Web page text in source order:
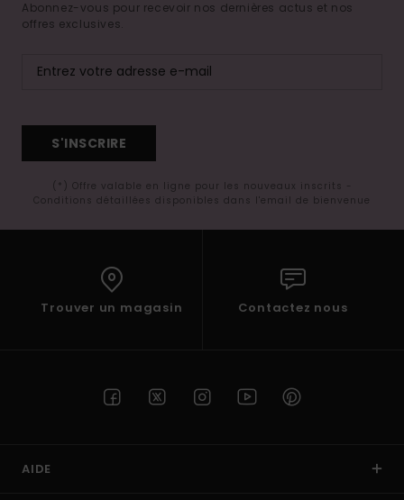
Abonnez-vous pour recevoir nos dernières actus et nos
offres exclusives.
S'INSCRIRE
(*) Offre valable en ligne pour les nouveaux inscrits -
Conditions détaillées disponibles dans l'email de bienvenue
Trouver un magasin Contactez nous
AIDE